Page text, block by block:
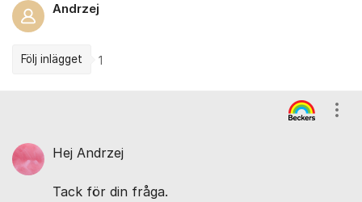
Andrzej
Följ inlägget 1
Hej Andrzej
Tack för din fråga.